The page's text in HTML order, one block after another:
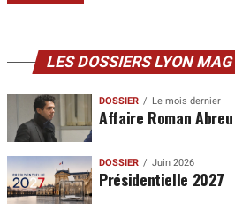
LES DOSSIERS LYON MAG
DOSSIER Le mois dernier
Affaire Roman Abreu
DOSSIER Juin 2026
Présidentielle 2027